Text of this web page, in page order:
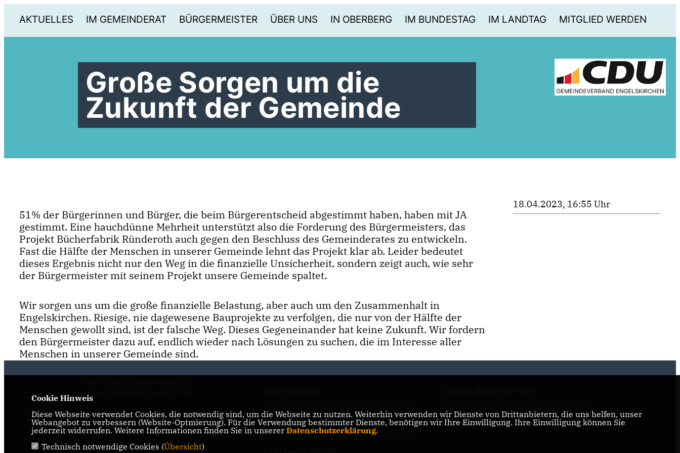
AKTUELLES IM GEMEINDERAT BÜRGERMEISTER ÜBER UNS IN OBERBERG IM BUNDESTAG IM LANDTAG MITGLIED WERDEN
Große Sorgen um die
Zukunft der Gemeinde
51% der Bürgerinnen und Bürger, die beim Bürgerentscheid abgestimmt haben, haben mit JA
gestimmt. Eine hauchdünne Mehrheit unterstützt also die Forderung des Bürgermeisters, das
Projekt Bücherfabrik Ründeroth auch gegen den Beschluss des Gemeinderates zu entwickeln.
Fast die Hälfte der Menschen in unserer Gemeinde lehnt das Projekt klar ab. Leider bedeutet
dieses Ergebnis nicht nur den Weg in die finanzielle Unsicherheit, sondern zeigt auch, wie sehr
der Bürgermeister mit seinem Projekt unsere Gemeinde spaltet.
Wir sorgen uns um die große finanzielle Belastung, aber auch um den Zusammenhalt in
Engelskirchen. Riesige, nie dagewesene Bauprojekte zu verfolgen, die nur von der Hälfte der
Menschen gewollt sind, ist der falsche Weg. Dieses Gegeneinander hat keine Zukunft. Wir fordern
den Bürgermeister dazu auf, endlich wieder nach Lösungen zu suchen, die im Interesse aller
Menschen in unserer Gemeinde sind.
18.04.2023, 16:55 Uhr
IMPRESSUM
DATENSCHUTZ
KONTAKT
CDU NRW Bodo Löttgen MdL
Cookie Hinweis
Diese Webseite verwendet Cookies, die notwendig sind, um die Webseite zu nutzen. Weiterhin verwenden wir Dienste von Drittanbietern, die uns helfen, unser
Webangebot zu verbessern (Website-Optmierung). Für die Verwendung bestimmter Dienste, benötigen wir Ihre Einwilligung. Ihre Einwilligung können Sie
jederzeit widerrufen. Weitere Informationen finden Sie in unserer Datenschutzerklärung.
Technisch notwendige Cookies (Übersicht)